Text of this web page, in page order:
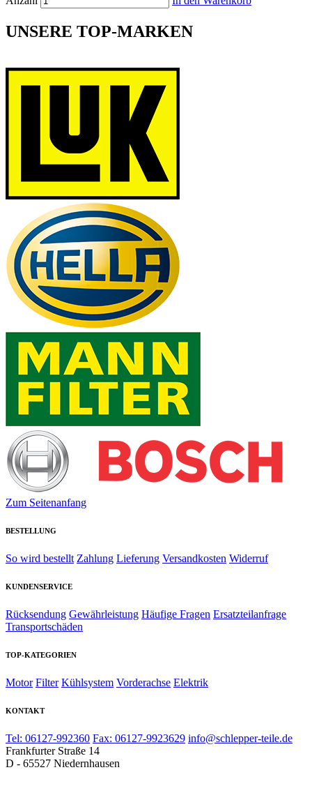
UNSERE TOP-MARKEN
Zum Seitenanfang
BESTELLUNG
So wird bestellt Zahlung Lieferung Versandkosten Widerruf
KUNDENSERVICE
Rücksendung Gewährleistung Häufige Fragen Ersatzteilanfrage
Transportschäden
TOP-KATEGORIEN
Motor Filter Kühlsystem Vorderachse Elektrik
KONTAKT
Tel: 06127-992360 Fax: 06127-9923629 info@schlepper-teile.de
Frankfurter Straße 14
D - 65527 Niedernhausen